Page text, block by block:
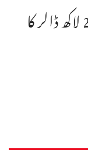
ملکی زر مبادلہ ذخائر میں 3 کروڑ25 لاکھ ڈالر کا